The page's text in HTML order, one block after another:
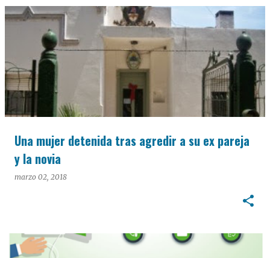
Una mujer detenida tras agredir a su ex pareja
y la novia
marzo 02, 2018